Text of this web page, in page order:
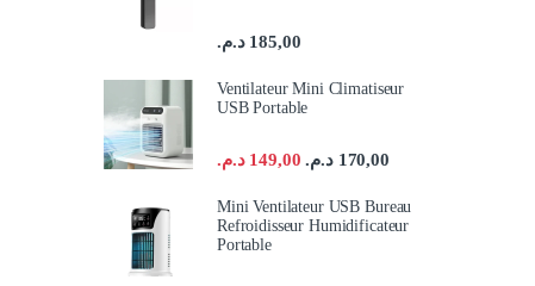
185,00 د.م.
Ventilateur Mini Climatiseur
USB Portable
149,00 د.م. 170,00 د.م.
Mini Ventilateur USB Bureau
Refroidisseur Humidificateur
Portable